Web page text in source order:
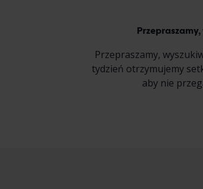
Przepraszamy,
tydzień otrzymujemy
aby nie